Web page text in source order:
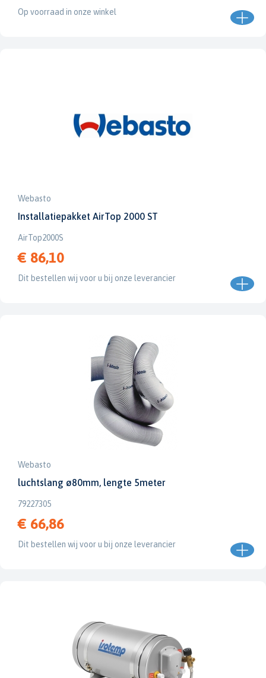
Op voorraad in onze winkel
Webasto
Installatiepakket AirTop 2000 ST
AirTop2000S
€ 86,10
Dit bestellen wij voor u bij onze leverancier
Webasto
luchtslang ø80mm, lengte 5meter
79227305
€ 66,86
Dit bestellen wij voor u bij onze leverancier